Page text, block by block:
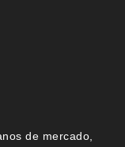
de mercado,